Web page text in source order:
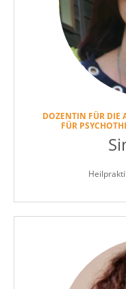
DOZENTIN FÜR DIE
FÜR